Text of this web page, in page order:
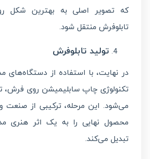
که تصویر اصلی به بهترین شکل
تابلوفرش منتقل شود.
تولید تابلوفرش
در نهایت، با استفاده از دستگاه‌های
تکنولوژی چاپ سابلیمیشن روی فرش،
می‌شود. این مرحله، ترکیبی از
محصول نهایی را به یک اثر هنری
تبدیل می‌کند.